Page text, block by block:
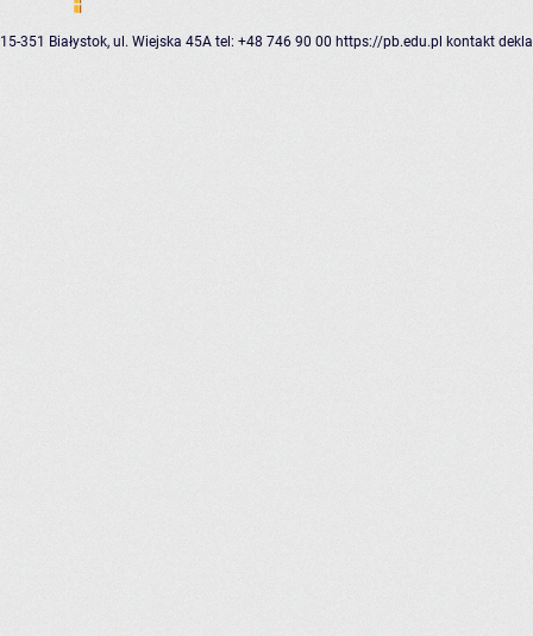
15-351 Białystok, ul. Wiejska 45A tel: +48 746 90 00 https://pb.edu.pl kontakt